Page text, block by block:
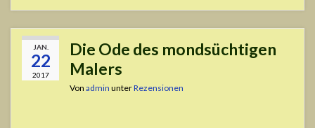
JAN.
22
2017
Die Ode des mondsüchtigen
Malers
Von admin unterRezensionen